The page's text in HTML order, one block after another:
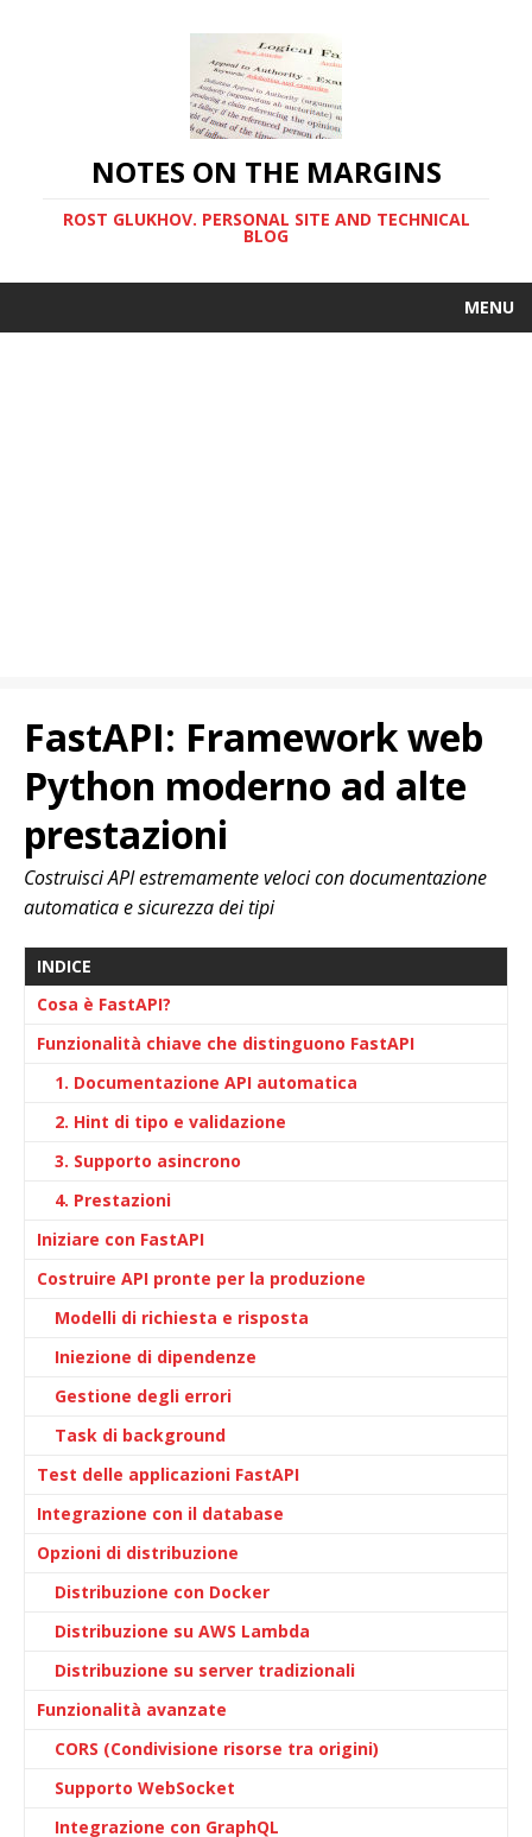
NOTES ON THE MARGINS
ROST GLUKHOV. PERSONAL SITE AND TECHNICAL
BLOG
MENU
FastAPI: Framework web
Python moderno ad alte
prestazioni
Costruisci API estremamente veloci con documentazione
automatica e sicurezza dei tipi
INDICE
Cosa è FastAPI?
Funzionalità chiave che distinguono FastAPI
1. Documentazione API automatica
2. Hint di tipo e validazione
3. Supporto asincrono
4. Prestazioni
Iniziare con FastAPI
Costruire API pronte per la produzione
Modelli di richiesta e risposta
Iniezione di dipendenze
Gestione degli errori
Task di background
Test delle applicazioni FastAPI
Integrazione con il database
Opzioni di distribuzione
Distribuzione con Docker
Distribuzione su AWS Lambda
Distribuzione su server tradizionali
Funzionalità avanzate
CORS (Condivisione risorse tra origini)
Supporto WebSocket
Integrazione con GraphQL